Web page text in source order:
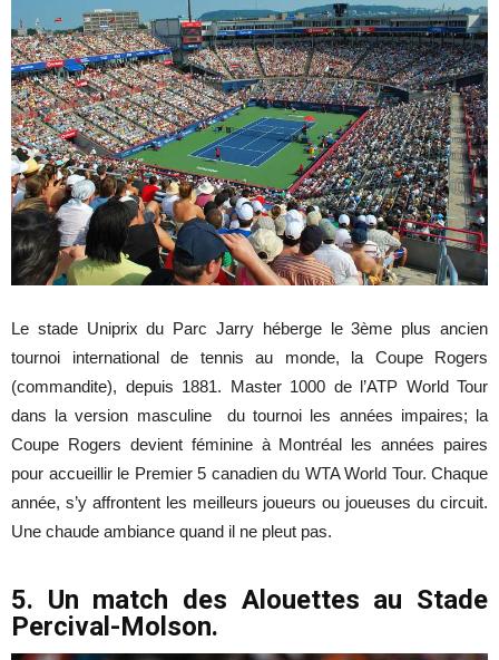
Le stade Uniprix du Parc Jarry héberge le 3ème plus ancien
tournoi international de tennis au monde, la Coupe Rogers
(commandite), depuis 1881. Master 1000 de l’ATP World Tour
dans la version masculine du tournoi les années impaires; la
Coupe Rogers devient féminine à Montréal les années paires
pour accueillir le Premier 5 canadien du WTA World Tour. Chaque
année, s’y affrontent les meilleurs joueurs ou joueuses du circuit.
Une chaude ambiance quand il ne pleut pas.
5. Un match des Alouettes au Stade
Percival-Molson.